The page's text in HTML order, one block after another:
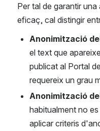
Per tal de garantir
eficaç, cal distingir
Anonimització
el text que
publicat al Portal
requereix un grau
Anonimització
habitualment no
aplicar criteris